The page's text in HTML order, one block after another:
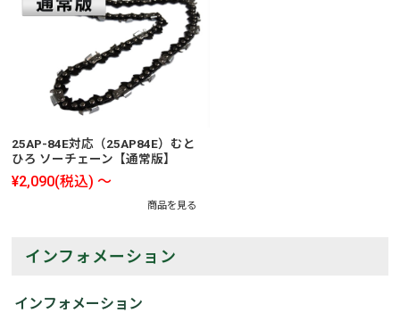
25AP-84E対応（25AP84E）むと
ひろ ソーチェーン【通常版】
¥2,090(税込) ～
商品を見る
インフォメーション
インフォメーション